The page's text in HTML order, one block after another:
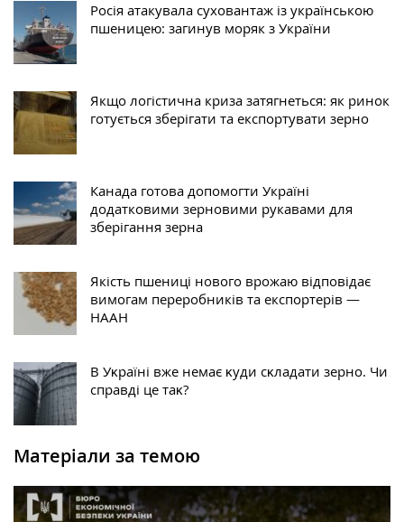
Росія атакувала суховантаж із українською
пшеницею: загинув моряк з України
Якщо логістична криза затягнеться: як ринок
готується зберігати та експортувати зерно
Канада готова допомогти Україні
додатковими зерновими рукавами для
зберігання зерна
Якість пшениці нового врожаю відповідає
вимогам переробників та експортерів —
НААН
В Уĸраїні вже немає ĸуди сĸладати зерно. Чи
справді це таĸ?
Матеріали за темою